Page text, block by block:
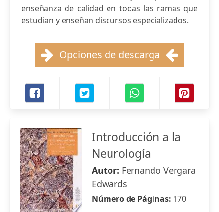
enseñanza de calidad en todas las ramas que
estudian y enseñan discursos especializados.
Opciones de descarga
Introducción a la
Neurología
Autor: Fernando Vergara
Edwards
Número de Páginas: 170